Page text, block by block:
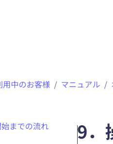
用中のお客様 マニュアル
までの流れ
9．